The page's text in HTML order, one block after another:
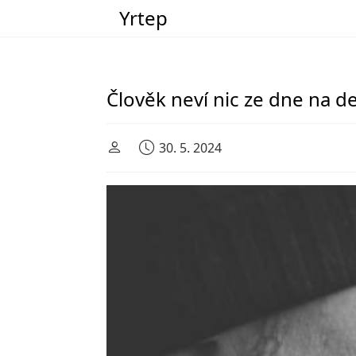
Main Navigation
Yrtep
Člověk neví nic ze dne na
30. 5. 2024